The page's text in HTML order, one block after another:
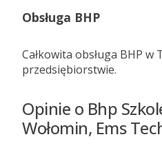
Obsługa BHP
Całkowita obsługa BHP w
przedsiębiorstwie.
Opinie o Bhp
Wołomin, Ems